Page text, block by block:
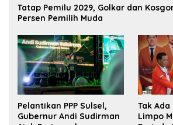
Tatap Pemilu 2029, Golkar dan
Persen Pemilih Muda
Pelantikan PPP Sulsel,
Gubernur Andi Sudirman
Tak Ada
Limpo